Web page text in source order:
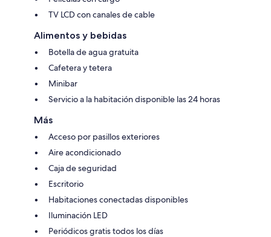
TV LCD con canales de cable
Alimentos y bebidas
Botella de agua gratuita
Cafetera y tetera
Minibar
Servicio a la habitación disponible las 24 horas
Más
Acceso por pasillos exteriores
Aire acondicionado
Caja de seguridad
Escritorio
Habitaciones conectadas disponibles
Iluminación LED
Periódicos gratis todos los días